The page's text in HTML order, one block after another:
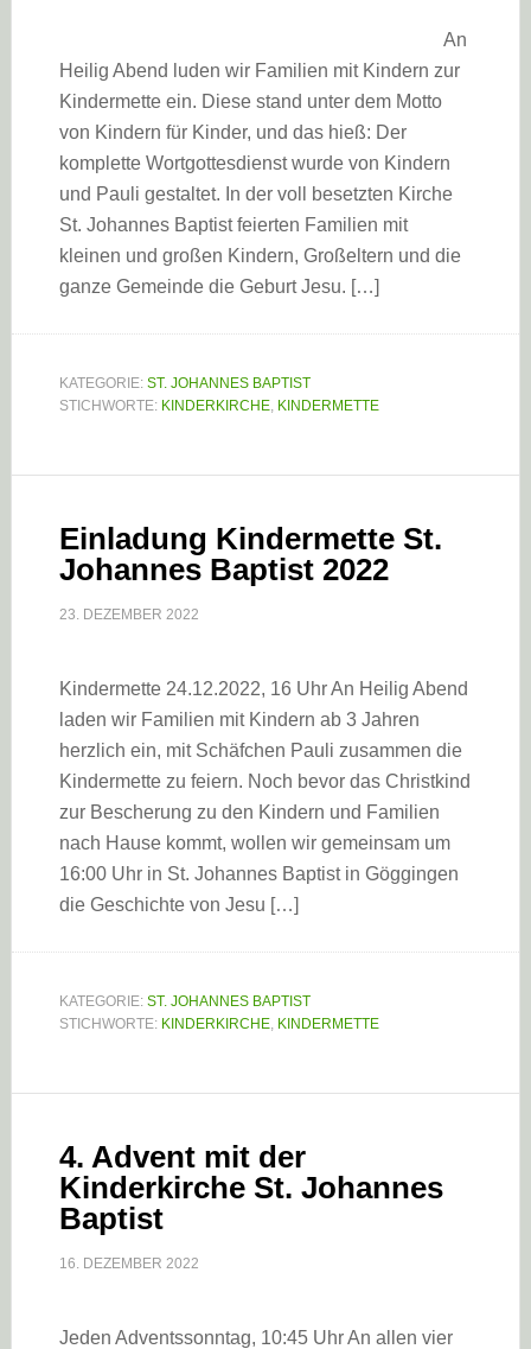
An
Heilig Abend luden wir Familien mit Kindern zur
Kindermette ein. Diese stand unter dem Motto
von Kindern für Kinder, und das hieß: Der
komplette Wortgottesdienst wurde von Kindern
und Pauli gestaltet. In der voll besetzten Kirche
St. Johannes Baptist feierten Familien mit
kleinen und großen Kindern, Großeltern und die
ganze Gemeinde die Geburt Jesu. […]
KATEGORIE: ST. JOHANNES BAPTIST
STICHWORTE: KINDERKIRCHE, KINDERMETTE
Einladung Kindermette St.
Johannes Baptist 2022
23. DEZEMBER 2022
Kindermette 24.12.2022, 16 Uhr An Heilig Abend
laden wir Familien mit Kindern ab 3 Jahren
herzlich ein, mit Schäfchen Pauli zusammen die
Kindermette zu feiern. Noch bevor das Christkind
zur Bescherung zu den Kindern und Familien
nach Hause kommt, wollen wir gemeinsam um
16:00 Uhr in St. Johannes Baptist in Göggingen
die Geschichte von Jesu […]
KATEGORIE: ST. JOHANNES BAPTIST
STICHWORTE: KINDERKIRCHE, KINDERMETTE
4. Advent mit der
Kinderkirche St. Johannes
Baptist
16. DEZEMBER 2022
Jeden Adventssonntag, 10:45 Uhr An allen vier